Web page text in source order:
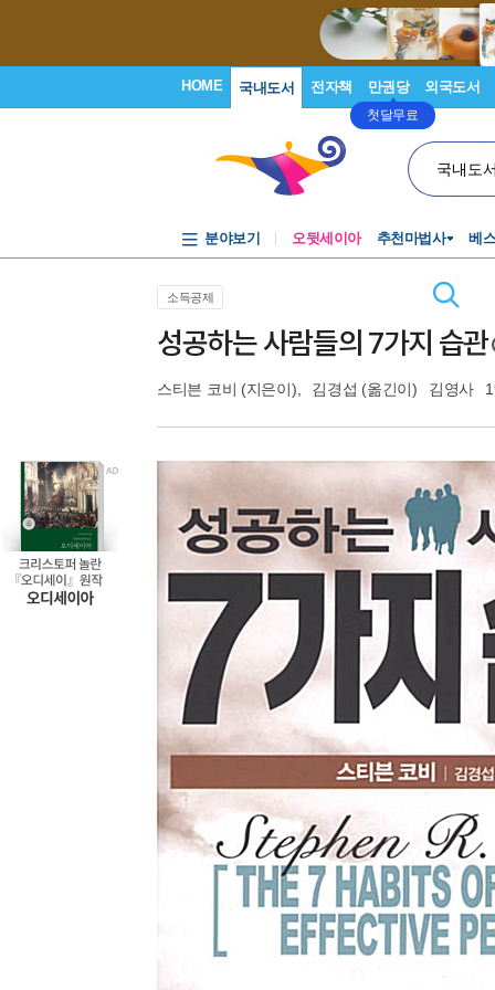
HOME 국내도서 전자책 만권당
첫달무료
외국도서
국내도
분야보기 오뒷세이아 추천마법사 베
소득공제
성공하는 사람들의 7가지 습관
스티븐 코비 (지은이), 김경섭 (옮긴이) 김영사